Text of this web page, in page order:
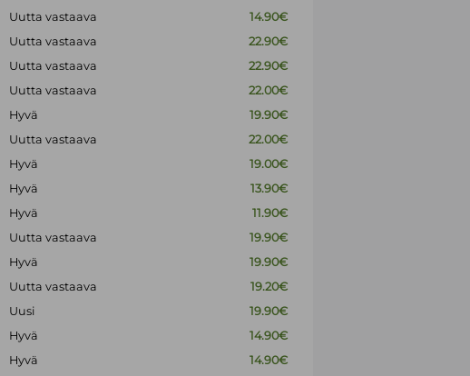
Uutta vastaava
14.90€
Uutta vastaava
22.90€
Uutta vastaava
22.90€
Uutta vastaava
22.00€
Hyvä
19.90€
Uutta vastaava
22.00€
Hyvä
19.00€
Hyvä
13.90€
Hyvä
11.90€
Uutta vastaava
19.90€
Hyvä
19.90€
Uutta vastaava
19.20€
Uusi
19.90€
Hyvä
14.90€
Hyvä
14.90€